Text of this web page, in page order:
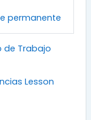
permanente
de Trabajo
Lesson